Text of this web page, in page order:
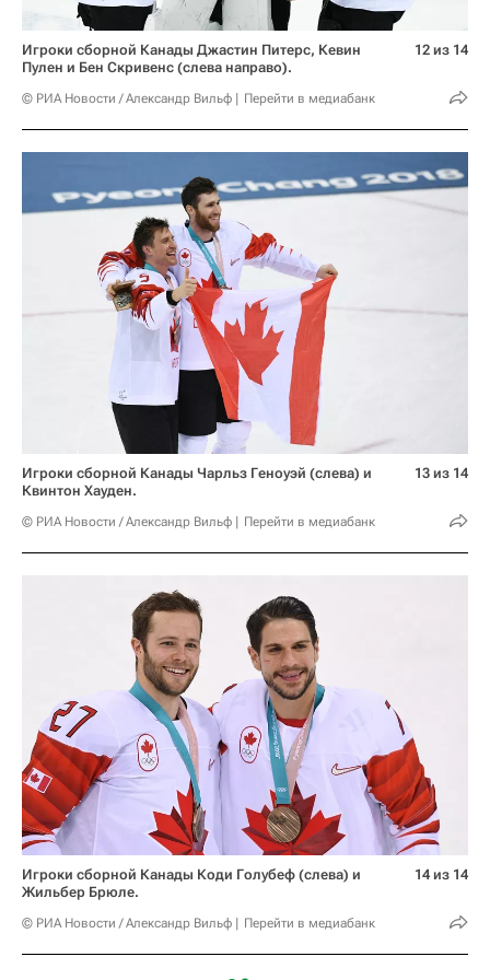
Игроки сборной Канады Джастин Питерс, Кевин
Пулен и Бен Скривенс (слева направо).
© РИА Новости / Александр Вильф Перейти в медиабанк
12 из 14
Игроки сборной Канады Чарльз Геноуэй (слева) и
Квинтон Хауден.
© РИА Новости / Александр Вильф Перейти в медиабанк
13 из 14
Игроки сборной Канады Коди Голубеф (слева) и
Жильбер Брюле.
© РИА Новости / Александр Вильф Перейти в медиабанк
14 из 14